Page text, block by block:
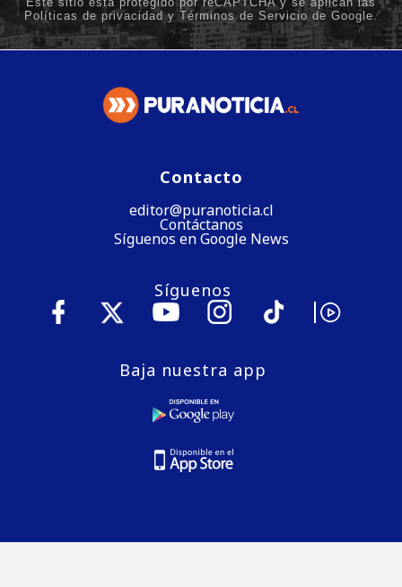
Contacto
editor@puranoticia.cl
Contáctanos
Síguenos en Google News
Síguenos
Baja nuestra app